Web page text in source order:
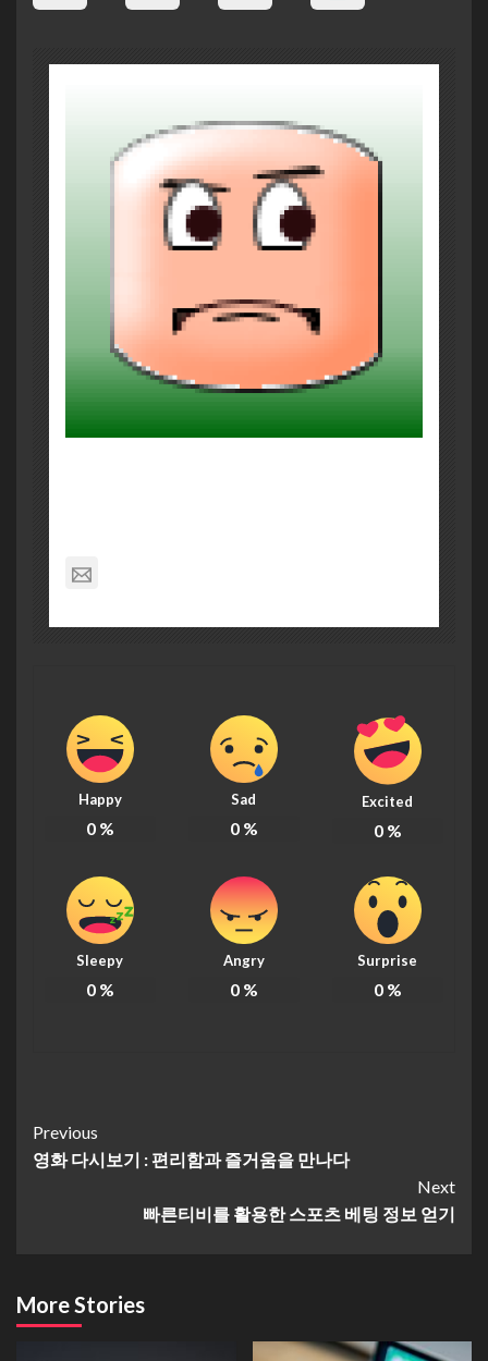
Happy
0%
Sad
0%
Excited
0%
Sleepy
0%
Angry
0%
Surprise
0%
Continue
Reading
Previous
영화 다시보기 : 편리함과 즐거움을 만나다
Next
빠른티비를 활용한 스포츠 베팅 정보 얻기
More Stories